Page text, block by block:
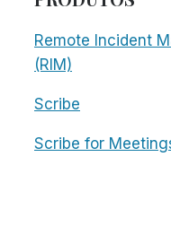
Remote Incident
(RIM)
Scribe
Scribe for